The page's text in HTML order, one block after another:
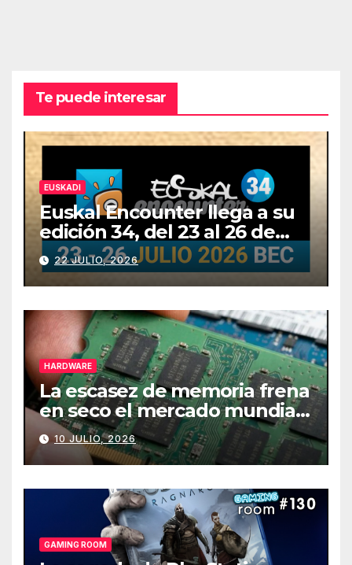
Te puede interesar
EUSKADI
Euskal Encounter llega a su
edición 34, del 23 al 26 de
julio
22 JULIO, 2026
HARDWARE
La escasez de memoria frena
en seco el mercado mundial
de PCs
10 JULIO, 2026
GAMING ROOM